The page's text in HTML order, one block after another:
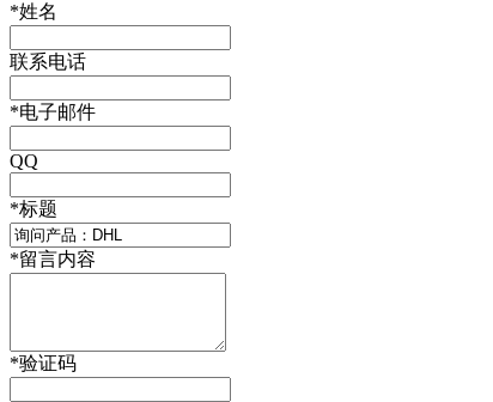
*姓名
联系电话
*电子邮件
QQ
*标题
*留言内容
*验证码